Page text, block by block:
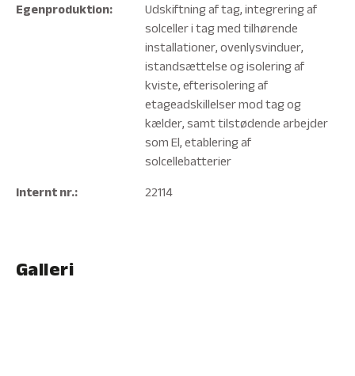
Egenproduktion:
Udskiftning af tag, integrering af
solceller i tag med tilhørende
installationer, ovenlysvinduer,
istandsættelse og isolering af
kviste, efterisolering af
etageadskillelser mod tag og
kælder, samt tilstødende arbejder
som El, etablering af
solcellebatterier
Internt nr.:
22114
Galleri